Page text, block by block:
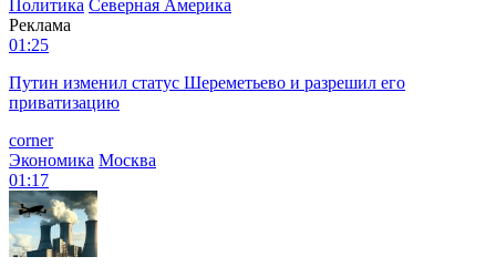
Политика Северная Америка
Реклама
01:25
Путин изменил статус Шереметьево и разрешил его
приватизацию
corner
Экономика Москва
01:17